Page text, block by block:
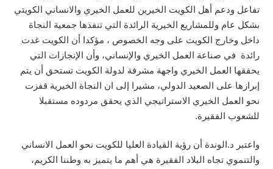
تفاعل ودعم أهل الكويت الخيرين للعمل الخيري والانساني الكويتي
بشكل عام وللمشاريع الخيرية الرائدة التي تنفذها جمعية النجاة
داخل وخارج الكويت على وجه الخصوص ، مؤكدا أن الكويت غدت
رائدة في صناعة العمل الخيري والإنساني، وأن الإنجازات التي
يحققها العمل الخيري واجهة مشرفة لدولة الكويت تستحق أن يتم
إبرازها على الصعيد الدولي، مشيرا إلى ان النجاة الخيرية قفزت
نحو العمل الخيري الاستراتيجي الذي يحقق مردوده مستقبلا
للشعوب الفقيرة.
واعتبر د.الوندة أن رؤية القيادة العليا للكويت نحو العمل الانساني
والتنموي تجاه البلاد الفقيرة هي أهم ما يتميز به وطننا الكريم،